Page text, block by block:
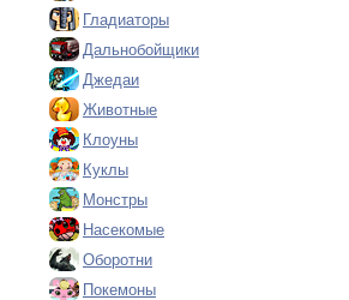
Гладиаторы
Дальнобойщики
Джедаи
Животные
Клоуны
Куклы
Монстры
Насекомые
Оборотни
Покемоны